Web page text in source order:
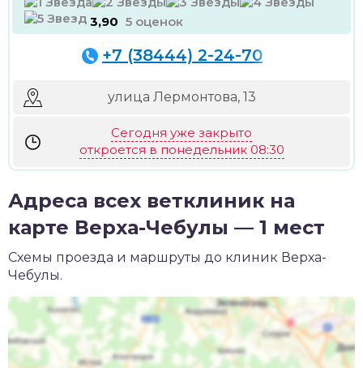
3,90 5 оценок
+7 (38444) 2-24-70
улица Лермонтова, 13
Сегодня уже закрыто
откроется в понедельник 08:30
Адреса всех ветклиник на
карте Верха-Чебулы — 1 мест
Схемы проезда и маршруты до клиник Верха-
Чебулы.